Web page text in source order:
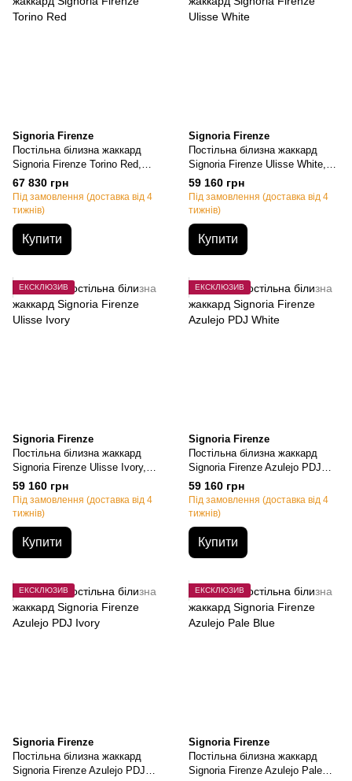
Signoria Firenze
Постільна білизна жаккард
Signoria Firenze Torino Red,
Євро, 50х70см (2шт),
200х220см, 270х290см
67 830 грн
Під замовлення (доставка від 4
тижнів)
Купити
Signoria Firenze
Постільна білизна жаккард
Signoria Firenze Ulisse White,
Євро, 50х70см (2шт),
200х220см, 270х290см
59 160 грн
Під замовлення (доставка від 4
тижнів)
Купити
ЕКСКЛЮЗИВ
Signoria Firenze
Постільна білизна жаккард
Signoria Firenze Ulisse Ivory,
Євро, 50х70см (2шт),
200х220см, 270х290см
59 160 грн
Під замовлення (доставка від 4
тижнів)
Купити
ЕКСКЛЮЗИВ
Signoria Firenze
Постільна білизна жаккард
Signoria Firenze Azulejo PDJ
White, Євро, 50х70см (2шт),
200х220см, 270х290см
59 160 грн
Під замовлення (доставка від 4
тижнів)
Купити
ЕКСКЛЮЗИВ
Signoria Firenze
Постільна білизна жаккард
Signoria Firenze Azulejo PDJ
ЕКСКЛЮЗИВ
Signoria Firenze
Постільна білизна жаккард
Signoria Firenze Azulejo Pale